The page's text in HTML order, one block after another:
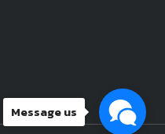
Message us